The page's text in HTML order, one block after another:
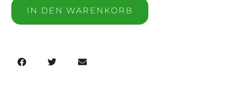
IN DEN WARENKORB